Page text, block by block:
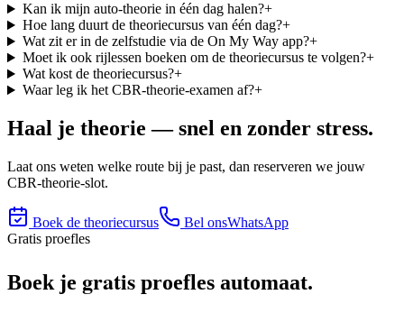
Kan ik mijn auto-theorie in één dag halen?+
Hoe lang duurt de theoriecursus van één dag?+
Wat zit er in de zelfstudie via de On My Way app?+
Moet ik ook rijlessen boeken om de theoriecursus te volgen?+
Wat kost de theoriecursus?+
Waar leg ik het CBR-theorie-examen af?+
Haal je theorie — snel en zonder stress.
Laat ons weten welke route bij je past, dan reserveren we jouw
CBR-theorie-slot.
Boek de theoriecursus Bel onsWhatsApp
Gratis proefles
Boek je gratis proefles automaat.